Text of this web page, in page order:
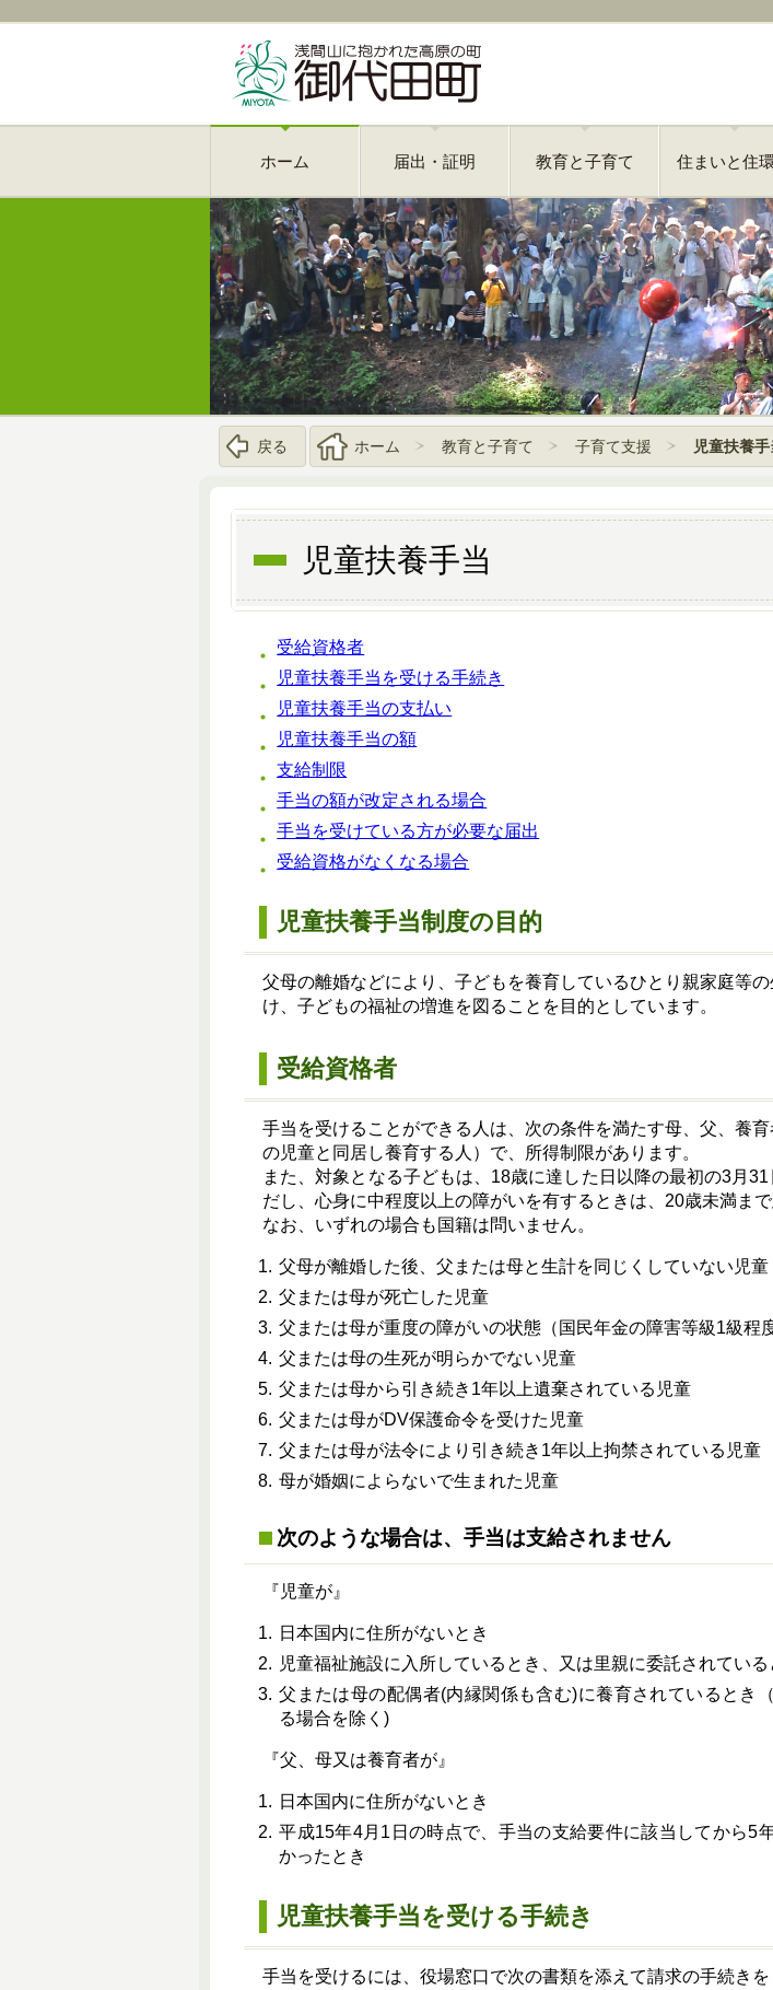
ホーム 届出・証明 教育と子育て 住まいと住
戻る ホーム 教育と子育て 子育て支援 児童扶養手
児童扶養手当
受給資格者
児童扶養手当を受ける手続き
児童扶養手当の支払い
児童扶養手当の額
支給制限
手当の額が改定される場合
手当を受けている方が必要な届出
受給資格がなくなる場合
児童扶養手当制度の目的
父母の離婚などにより、子どもを養育しているひとり親家庭等
け、子どもの福祉の増進を図ることを目的としています。
受給資格者
手当を受けることができる人は、次の条件を満たす母、父、養
の児童と同居し養育する人）で、所得制限があります。
また、対象となる子どもは、18歳に達した日以降の最初の3月
だし、心身に中程度以上の障がいを有するときは、20歳未満まで
なお、いずれの場合も国籍は問いません。
父母が離婚した後、父または母と生計を同じくしていない児童
父または母が死亡した児童
父または母が重度の障がいの状態（国民年金の障害等級1級程
父または母の生死が明らかでない児童
父または母から引き続き1年以上遺棄されている児童
父または母がDV保護命令を受けた児童
父または母が法令により引き続き1年以上拘禁されている児童
母が婚姻によらないで生まれた児童
次のような場合は、手当は支給されません
『児童が』
日本国内に住所がないとき
児童福祉施設に入所しているとき、又は里親に委託されている
父または母の配偶者(内縁関係も含む)に養育されているとき
る場合を除く)
『父、母又は養育者が』
日本国内に住所がないとき
平成15年4月1日の時点で、手当の支給要件に該当してから5
かったとき
児童扶養手当を受ける手続き
手当を受けるには、役場窓口で次の書類を添えて請求の手続き